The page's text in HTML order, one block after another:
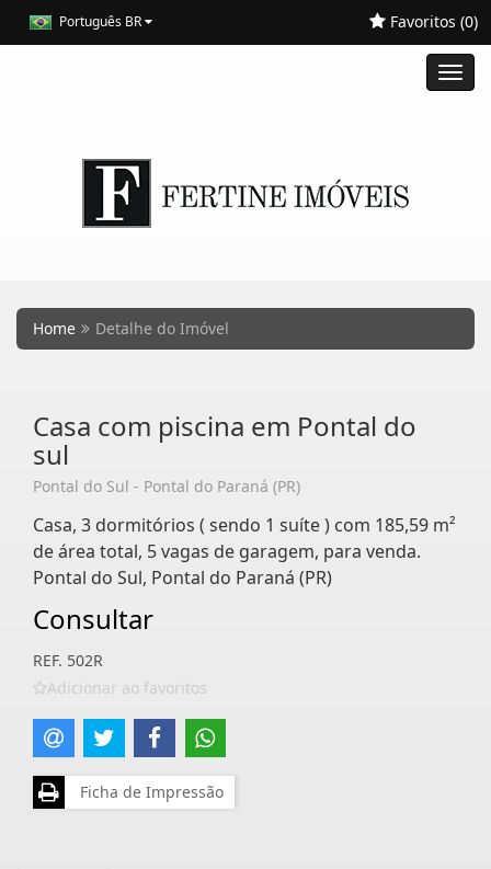
Português BR Favoritos (0)
Home Detalhe do Imóvel
Casa com piscina em Pontal do
sul
Pontal do Sul - Pontal do Paraná (PR)
Casa, 3 dormitórios ( sendo 1 suíte ) com 185,59 m²
de área total, 5 vagas de garagem, para venda.
Pontal do Sul, Pontal do Paraná (PR)
Consultar
REF. 502R
Adicionar ao favoritos
Ficha de Impressão